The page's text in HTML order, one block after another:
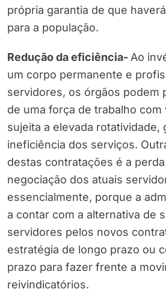
própria garantia de que
para a população.
Redução da eficiência- Ao
um corpo permanente e
servidores, os órgãos podem
de uma força de trabalho
sujeita a elevada rotatividade,
ineficiência dos serviços.
destas contratações é a
negociação dos atuais
essencialmente, porque a
a contar com a alternativa de
servidores pelos novos
estratégia de longo prazo ou
prazo para fazer frente a
reivindicatórios.